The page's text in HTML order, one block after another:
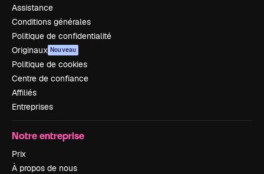
Assistance
Conditions générales
Politique de confidentialité
Originaux Nouveau
Politique de cookies
Centre de confiance
Affiliés
Entreprises
Notre entreprise
Prix
À propos de nous